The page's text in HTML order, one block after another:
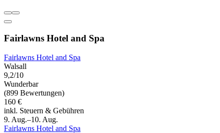
Fairlawns Hotel and Spa
Fairlawns Hotel and Spa
Walsall
9,2/10
Wunderbar
(899 Bewertungen)
160 €
inkl. Steuern & Gebühren
9. Aug.–10. Aug.
Fairlawns Hotel and Spa